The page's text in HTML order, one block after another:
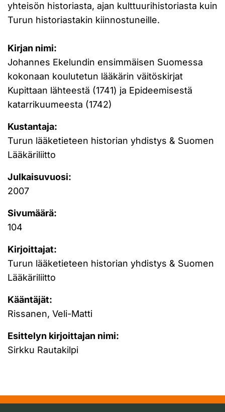
yhteisön historiasta, ajan kulttuurihistoriasta kuin
Turun historiastakin kiinnostuneille.
Kirjan nimi:
Johannes Ekelundin ensimmäisen Suomessa
kokonaan koulutetun lääkärin väitöskirjat
Kupittaan lähteestä (1741) ja Epideemisestä
katarrikuumeesta (1742)
Kustantaja:
Turun lääketieteen historian yhdistys & Suomen
Lääkäriliitto
Julkaisuvuosi:
2007
Sivumäärä:
104
Kirjoittajat:
Turun lääketieteen historian yhdistys & Suomen
Lääkäriliitto
Kääntäjät:
Rissanen, Veli-Matti
Esittelyn kirjoittajan nimi:
Sirkku Rautakilpi